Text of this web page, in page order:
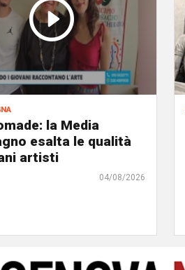
la Media
esalta le qualità
artisti
04/08/2026